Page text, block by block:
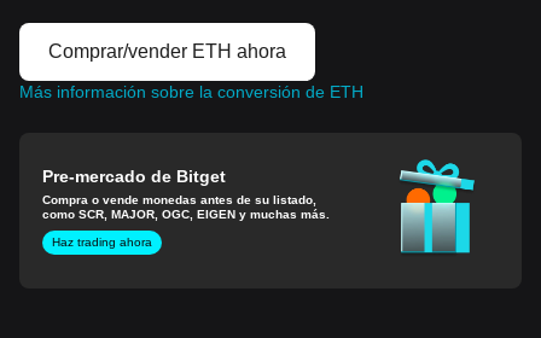
Comprar/vender ETH ahora
Más información sobre la conversión de ETH
Pre-mercado de Bitget
Compra o vende monedas antes de su listado,
como SCR, MAJOR, OGC, EIGEN y muchas más.
Haz trading ahora